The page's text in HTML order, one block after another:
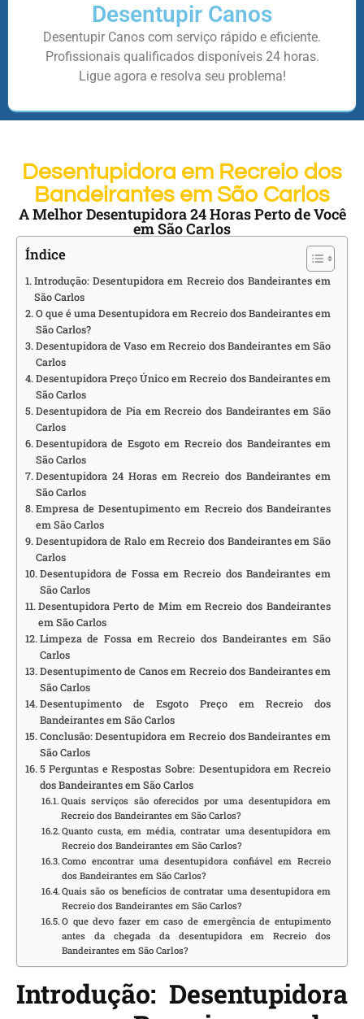
Desentupir Canos
Desentupir Canos com serviço rápido e eficiente.
Profissionais qualificados disponíveis 24 horas.
Ligue agora e resolva seu problema!
Desentupidora em Recreio dos
Bandeirantes em São Carlos
A Melhor Desentupidora 24 Horas Perto de Você
em São Carlos
Índice
Introdução: Desentupidora em Recreio dos Bandeirantes em
São Carlos
O que é uma Desentupidora em Recreio dos Bandeirantes em
São Carlos?
Desentupidora de Vaso em Recreio dos Bandeirantes em São
Carlos
Desentupidora Preço Único em Recreio dos Bandeirantes em
São Carlos
Desentupidora de Pia em Recreio dos Bandeirantes em São
Carlos
Desentupidora de Esgoto em Recreio dos Bandeirantes em
São Carlos
Desentupidora 24 Horas em Recreio dos Bandeirantes em
São Carlos
Empresa de Desentupimento em Recreio dos Bandeirantes
em São Carlos
Desentupidora de Ralo em Recreio dos Bandeirantes em São
Carlos
Desentupidora de Fossa em Recreio dos Bandeirantes em
São Carlos
Desentupidora Perto de Mim em Recreio dos Bandeirantes
em São Carlos
Limpeza de Fossa em Recreio dos Bandeirantes em São
Carlos
Desentupimento de Canos em Recreio dos Bandeirantes em
São Carlos
Desentupimento de Esgoto Preço em Recreio dos
Bandeirantes em São Carlos
Conclusão: Desentupidora em Recreio dos Bandeirantes em
São Carlos
5 Perguntas e Respostas Sobre: Desentupidora em Recreio
dos Bandeirantes em São Carlos
Quais serviços são oferecidos por uma desentupidora em
Recreio dos Bandeirantes em São Carlos?
Quanto custa, em média, contratar uma desentupidora em
Recreio dos Bandeirantes em São Carlos?
Como encontrar uma desentupidora confiável em Recreio
dos Bandeirantes em São Carlos?
Quais são os benefícios de contratar uma desentupidora em
Recreio dos Bandeirantes em São Carlos?
O que devo fazer em caso de emergência de entupimento
antes da chegada da desentupidora em Recreio dos
Bandeirantes em São Carlos?
Introdução: Desentupidora